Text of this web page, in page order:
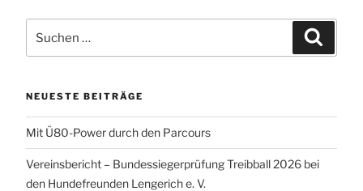
nach:
NEUESTE BEITRÄGE
Mit Ü80-Power durch den Parcours
Vereinsbericht – Bundessiegerprüfung Treibball 2026 bei
den Hundefreunden Lengerich e. V.